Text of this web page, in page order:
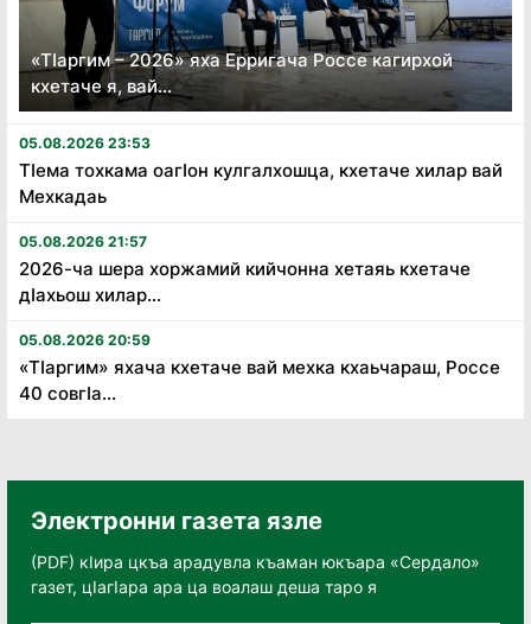
«Тӏаргим – 2026» яха Ерригача Россе кагирхой
кхетаче я, вай...
05.08.2026 23:53
Тӏема тохкама оагӏон кулгалхошца, кхетаче хилар вай
Мехкадаь
05.08.2026 21:57
2026-ча шера хоржамий кийчонна хетаяь кхетаче
дӏахьош хилар...
05.08.2026 20:59
«Тӏаргим» яхача кхетаче вай мехка кхаьчараш, Россе
40 совгӏа...
Электронни газета язле
(PDF) кӀира цкъа арадувла къаман юкъара «Сердало»
газет, цӀагӀара ара ца воалаш деша таро я